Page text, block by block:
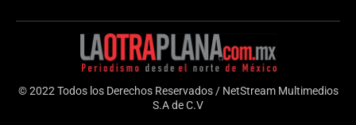
© 2022 Todos los Derechos Reservados / NetStream Multimedios
S.A de C.V